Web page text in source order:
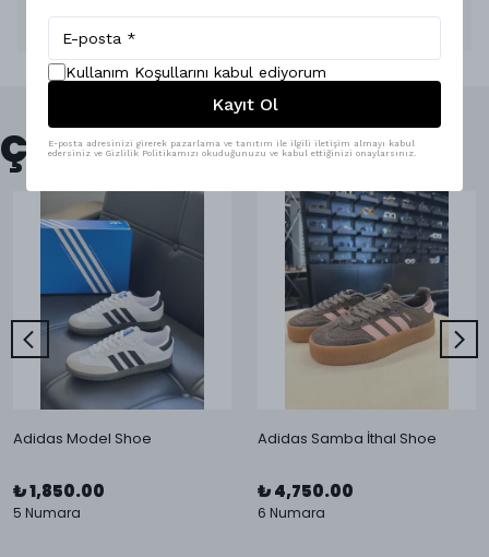
Değişim mevcuttur, iade yoktur'
Çok Satanlar
Adidas Model Shoe
₺ 1,850.00
5 Numara
Adidas Samba İthal Shoe
₺ 4,750.00
6 Numara
Kullanım Koşullarını kabul ediyorum
Kayıt Ol
E-posta adresinizi girerek pazarlama ve tanıtım ile ilgili iletişim almayı kabul
edersiniz ve Gizlilik Politikamızı okuduğunuzu ve kabul ettiğinizi onaylarsınız.